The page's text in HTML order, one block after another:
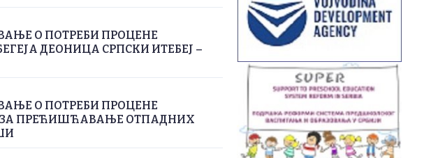
О ПОТРЕБИ ПРОЦЕНЕ
ДЕОНИЦА СРПСКИ ИТЕБЕЈ –
О ПОТРЕБИ ПРОЦЕНЕ
ЗА ПРЕЋИШЋАВАЊЕ ОТПАДНИХ